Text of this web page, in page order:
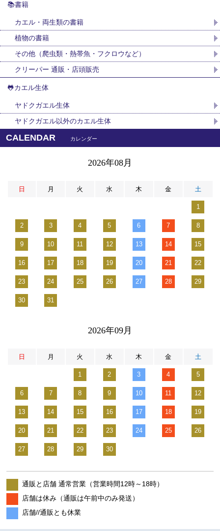
📚書籍
カエル・両生類の書籍
植物の書籍
その他（爬虫類・熱帯魚・フクロウなど）
クリーパー 通販・店頭販売
🐸カエル生体
ヤドクガエル生体
ヤドクガエル以外のカエル生体
CALENDAR カレンダー
2026年08月
日 月 火 水 木 金 土
1
2 3 4 5 6 7 8
9 10 11 12 13 14 15
16 17 18 19 20 21 22
23 24 25 26 27 28 29
30 31
2026年09月
日 月 火 水 木 金 土
1 2 3 4 5
6 7 8 9 10 11 12
13 14 15 16 17 18 19
20 21 22 23 24 25 26
27 28 29 30
通販と店舗 通常営業（営業時間12時～18時）
店舗は休み（通販は午前中のみ発送）
店舗//通販とも休業